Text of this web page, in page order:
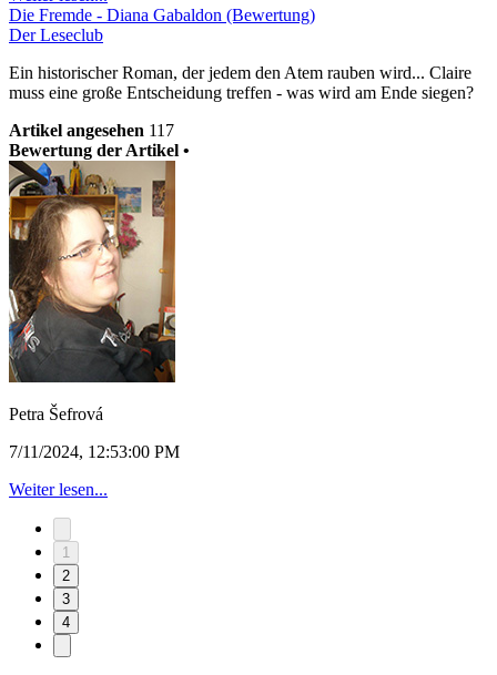
Die Fremde - Diana Gabaldon (Bewertung)
Der Leseclub
Ein historischer Roman, der jedem den Atem rauben wird... Claire
muss eine große Entscheidung treffen - was wird am Ende siegen?
Artikel angesehen 117
Bewertung der Artikel •
Petra Šefrová
7/11/2024, 12:53:00 PM
Weiter lesen...
1
2
3
4